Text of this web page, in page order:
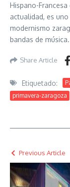
Hispano-
actualidad, es
modernismo
bandas de música.
Share Article
Etiquetado:
primavera-zaragoza
Previous Article